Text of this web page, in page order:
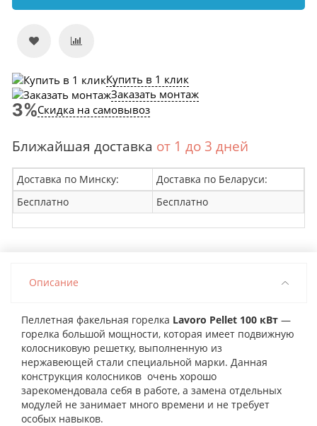
Купить в 1 клик
Заказать монтаж
Скидка на самовывоз
Ближайшая доставка от 1 до 3 дней
Доставка по Минску:
Доставка по Беларуси:
Бесплатно
Бесплатно
Описание
Пеллетная факельная горелка Lavoro Pellet 100 кВт —
горелка большой мощности, которая имеет подвижную
колосниковую решетку, выполненную из
нержавеющей стали специальной марки. Данная
конструкция колосников очень хорошо
зарекомендовала себя в работе, а замена отдельных
модулей не занимает много времени и не требует
особых навыков.